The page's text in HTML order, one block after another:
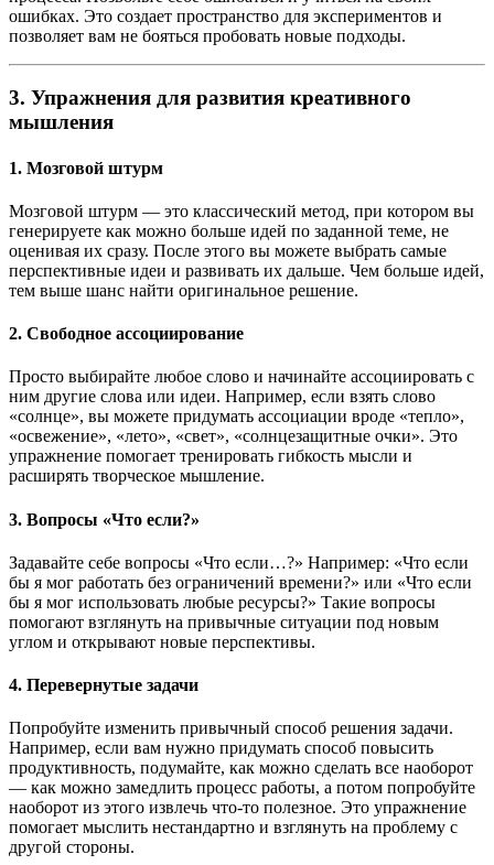
ошибках. Это создает пространство для экспериментов и
позволяет вам не бояться пробовать новые подходы.
3. Упражнения для развития креативного
мышления
1. Мозговой штурм
Мозговой штурм — это классический метод, при котором вы
генерируете как можно больше идей по заданной теме, не
оценивая их сразу. После этого вы можете выбрать самые
перспективные идеи и развивать их дальше. Чем больше идей,
тем выше шанс найти оригинальное решение.
2. Свободное ассоциирование
Просто выбирайте любое слово и начинайте ассоциировать с
ним другие слова или идеи. Например, если взять слово
«солнце», вы можете придумать ассоциации вроде «тепло»,
«освежение», «лето», «свет», «солнцезащитные очки». Это
упражнение помогает тренировать гибкость мысли и
расширять творческое мышление.
3. Вопросы «Что если?»
Задавайте себе вопросы «Что если…?» Например: «Что если
бы я мог работать без ограничений времени?» или «Что если
бы я мог использовать любые ресурсы?» Такие вопросы
помогают взглянуть на привычные ситуации под новым
углом и открывают новые перспективы.
4. Перевернутые задачи
Попробуйте изменить привычный способ решения задачи.
Например, если вам нужно придумать способ повысить
продуктивность, подумайте, как можно сделать все наоборот
— как можно замедлить процесс работы, а потом попробуйте
наоборот из этого извлечь что-то полезное. Это упражнение
помогает мыслить нестандартно и взглянуть на проблему с
другой стороны.